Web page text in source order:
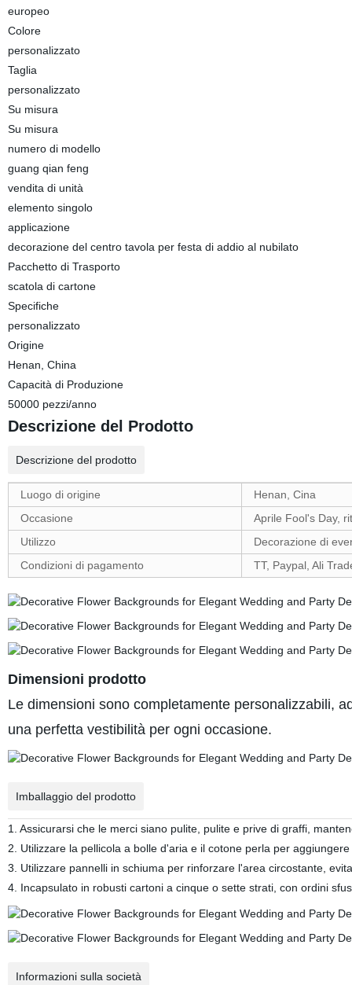
europeo
Colore
personalizzato
Taglia
personalizzato
Su misura
Su misura
numero di modello
guang qian feng
vendita di unità
elemento singolo
applicazione
decorazione del centro tavola per festa di addio al nubilato
Pacchetto di Trasporto
scatola di cartone
Specifiche
personalizzato
Origine
Henan, China
Capacità di Produzione
50000 pezzi/anno
Descrizione del Prodotto
Descrizione del prodotto
Luogo di origine
Henan, Cina
Occasione
Aprile Fool's Day,
Utilizzo
Decorazione di
Condizioni di pagamento
TT, Paypal, Ali
Dimensioni prodotto
Le dimensioni sono completamente personalizzabili,
una perfetta vestibilità per ogni occasione.
Imballaggio del prodotto
1. Assicurarsi che le merci siano pulite, pulite e prive di graffi,
2. Utilizzare la pellicola a bolle d'aria e il cotone perla per
3. Utilizzare pannelli in schiuma per rinforzare l'area circostante,
4. Incapsulato in robusti cartoni a cinque o sette strati, con ordini
Informazioni sulla società